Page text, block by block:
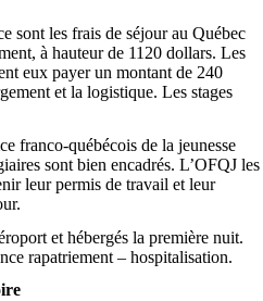
sont les frais de séjour au Québec
à hauteur de 1120 dollars. Les
eux payer un montant de 240
et la logistique. Les stages
franco-québécois de la jeunesse
sont bien encadrés. L’OFQJ les
leur permis de travail et leur
et hébergés la première nuit.
rapatriement – hospitalisation.